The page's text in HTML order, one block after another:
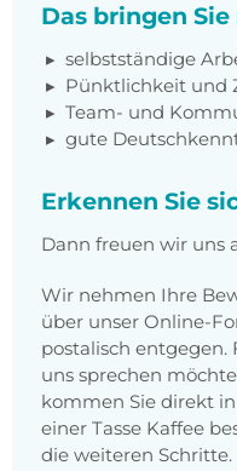
Das bringen
selbstständige
Pünktlichkeit und
Team- und
gute
Erkennen Sie
Dann freuen wir uns
Wir nehmen Ihre
über unser Online-
postalisch entgegen.
uns sprechen
kommen Sie direkt
einer Tasse Kaffee
die weiteren Schritte.